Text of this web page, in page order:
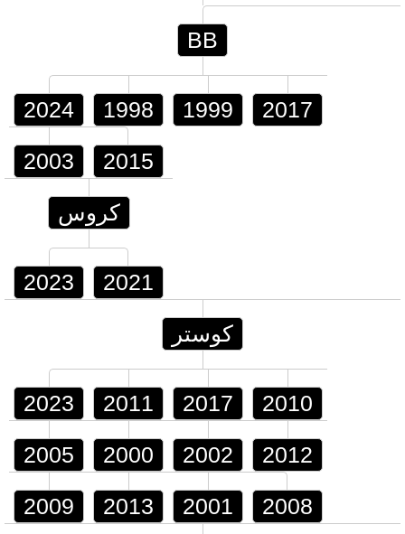
BB
2024 1998 1999 2017
2003 2015
كروس
2023 2021
كوستر
2023 2011 2017 2010
2005 2000 2002 2012
2009 2013 2001 2008